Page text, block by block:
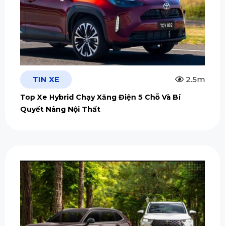
TIN XE 2.5m
Top Xe Hybrid Chạy Xăng Điện 5 Chỗ Và Bí
Quyết Nâng Nội Thất